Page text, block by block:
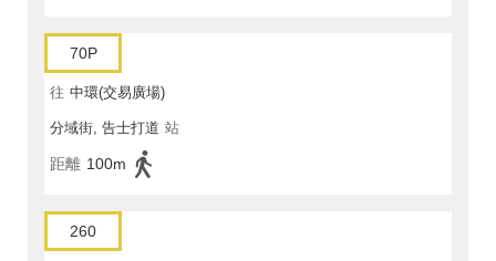
70P
往 中環(交易廣場)
分域街, 告士打道 站
距離 100m
260